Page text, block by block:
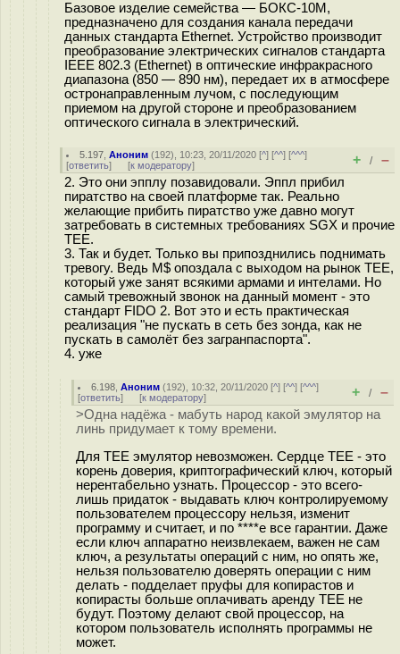
Базовое изделие семейства — БОКС-10М,
предназначено для создания канала передачи
данных стандарта Ethernet. Устройство производит
преобразование электрических сигналов стандарта
IEEE 802.3 (Ethernet) в оптические инфракрасного
диапазона (850 — 890 нм), передает их в атмосфере
остронаправленным лучом, с последующим
приемом на другой стороне и преобразованием
оптического сигнала в электрический.
5.197 ,Аноним (192), 10:23, 20/11/2020 [^] [^^] [^^^]
[ответить] [к модератору] + / –
2. Это они эпплу позавидовали. Эппл прибил
пиратство на своей платформе так. Реально
желающие прибить пиратство уже давно могут
затребовать в системных требованиях SGX и прочие
TEE.
3. Так и будет. Только вы припозднились поднимать
тревогу. Ведь M$ опоздала с выходом на рынок TEE,
который уже занят всякими армами и интелами. Но
самый тревожный звонок на данный момент - это
стандарт FIDO 2. Вот это и есть практическая
реализация "не пускать в сеть без зонда, как не
пускать в самолёт без загранпаспорта".
4. уже
6.198 ,Аноним (192), 10:32, 20/11/2020 [^] [^^] [^^^]
[ответить] [к модератору] + / –
>Одна надёжа - мабуть народ какой эмулятор на
линь придумает к тому времени.
Для TEE эмулятор невозможен. Сердце TEE - это
корень доверия, криптографический ключ, который
нерентабельно узнать. Процессор - это всего-
лишь придаток - выдавать ключ контролируемому
пользователем процессору нельзя, изменит
программу и считает, и по ****е все гарантии. Даже
если ключ аппаратно неизвлекаем, важен не сам
ключ, а результаты операций с ним, но опять же,
нельзя пользователю доверять операции с ним
делать - подделает пруфы для копирастов и
копирасты больше оплачивать аренду TEE не
будут. Поэтому делают свой процессор, на
котором пользователь исполнять программы не
может.